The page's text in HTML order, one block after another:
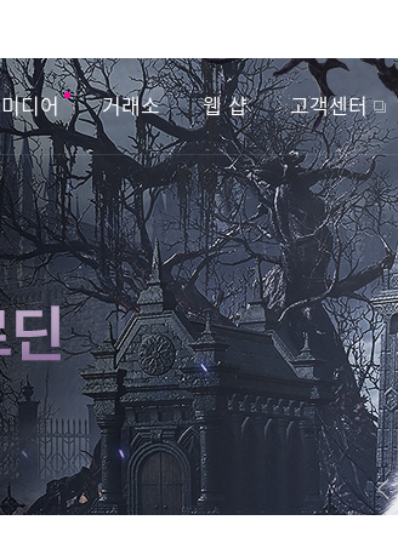
미디어 거래소 웹 샵 고객센터